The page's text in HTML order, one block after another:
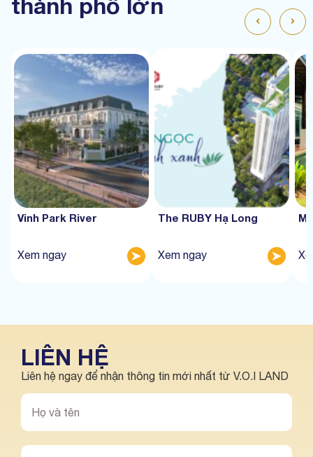
thành phố lớn
Vinh Park River
Xem ngay
The RUBY Hạ Long
Xem ngay
LIÊN HỆ
Liên hệ ngay để nhận thông tin mới nhất từ V.O.I LAND